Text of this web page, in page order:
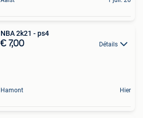
NBA 2k21 - ps4
€ 7,00 Détails
Hamont Hier